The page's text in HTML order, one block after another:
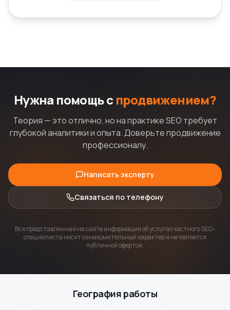
Нужна помощь с продвижением?
Теория — это отлично, но на практике SEO требует
глубокой аналитики и опыта. Доверьте продвижение
профессионалу.
Написать эксперту
Связаться по телефону
Вся представленная на сайте информация об услугах частного SEO-
специалиста носит ознакомительный характер и не является
публичной офертой.
География работы